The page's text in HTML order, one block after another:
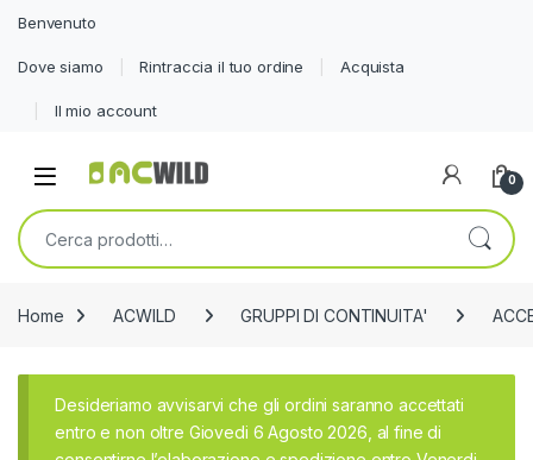
Benvenuto
Dove siamo Rintraccia il tuo ordine Acquista
Il mio account
0
Cerca:
Home ACWILD GRUPPI DI CONTINUITA'
Desideriamo avvisarvi che gli ordini saranno accettati
entro e non oltre Giovedi 6 Agosto 2026, al fine di